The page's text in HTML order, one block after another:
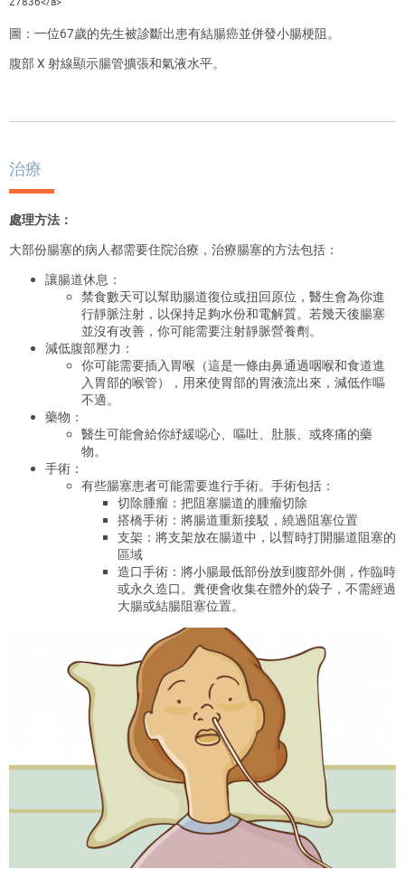
圖：一位67歲的先生被診斷出患有結腸癌並併發小腸梗阻。
腹部 X 射線顯示腸管擴張和氣液水平。
治療
處理方法：
大部份腸塞的病人都需要住院治療，治療腸塞的方法包括：
讓腸道休息：
禁食數天可以幫助腸道復位或扭回原位，醫生會為你進
行靜脈注射，以保持足夠水份和電解質。若幾天後腸塞
並沒有改善，你可能需要注射靜脈營養劑。
減低腹部壓力：
你可能需要插入胃喉（這是一條由鼻通過咽喉和食道進
入胃部的喉管），用來使胃部的胃液流出來，減低作嘔
不適。
藥物：
醫生可能會給你紓緩噁心、嘔吐、肚脹、或疼痛的藥
物。
手術：
有些腸塞患者可能需要進行手術。手術包括：
切除腫瘤：把阻塞腸道的腫瘤切除
搭橋手術：將腸道重新接駁，繞過阻塞位置
支架：將支架放在腸道中，以暫時打開腸道阻塞的
區域
造口手術：將小腸最低部份放到腹部外側，作臨時
或永久造口。糞便會收集在體外的袋子，不需經過
大腸或結腸阻塞位置。